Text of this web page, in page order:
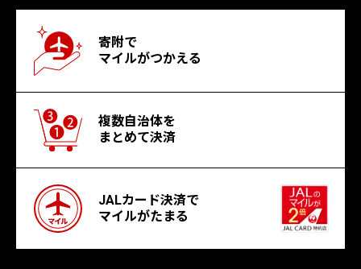
寄附で
マイルがつかえる
複数自治体を
まとめて決済
JALカード決済で
マイルがたまる